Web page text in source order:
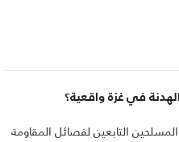
في غزة واقعية؟
التابعين لفصائل المقاومة